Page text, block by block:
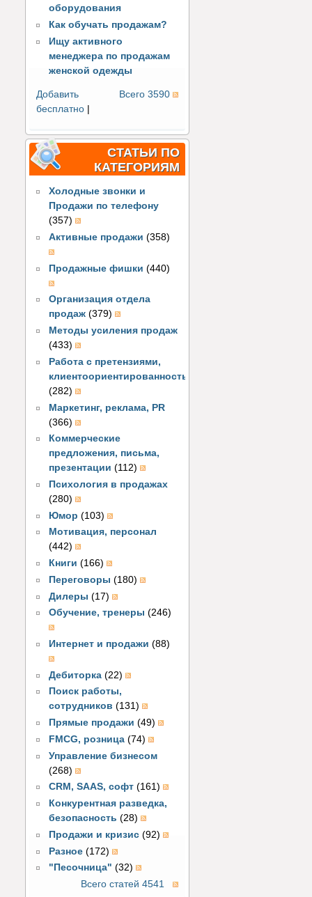
оборудования
Как обучать продажам?
Ищу активного
менеджера по продажам
женской одежды
Всего 3590
Добавить
бесплатно |
СТАТЬИ ПО
КАТЕГОРИЯМ
Холодные звонки и
Продажи по телефону
(357)
Активные продажи (358)
Продажные фишки (440)
Организация отдела
продаж (379)
Методы усиления продаж
(433)
Работа с претензиями,
клиентоориентированность
(282)
Маркетинг, реклама, PR
(366)
Коммерческие
предложения, письма,
презентации (112)
Психология в продажах
(280)
Юмор (103)
Мотивация, персонал
(442)
Книги (166)
Переговоры (180)
Дилеры (17)
Обучение, тренеры (246)
Интернет и продажи (88)
Дебиторка (22)
Поиск работы,
сотрудников (131)
Прямые продажи (49)
FMCG, розница (74)
Управление бизнесом
(268)
CRM, SAAS, софт (161)
Конкурентная разведка,
безопасность (28)
Продажи и кризис (92)
Разное (172)
"Песочница" (32)
Всего статей 4541